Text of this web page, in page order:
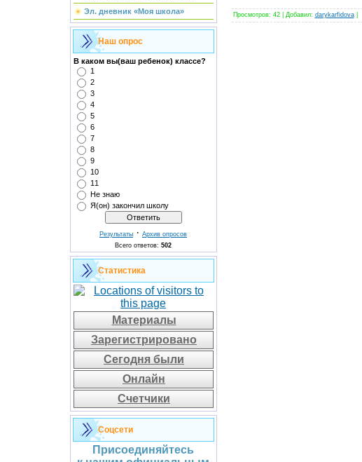
Эл. дневник «Моя школа»
Наш опрос
В каком вы(ваш ребенок) классе?
1
2
3
4
5
6
7
8
9
10
11
Не знаю
Я(он) закончил школу
Результаты · Архив опросов
Всего ответов: 502
Статистика
Материалы
Зарегистрировано
Сегодня были
Онлайн
Счетчики
Соцсети
Присоединяйтесь
Просмотров: 42| Добавил: darykarfidova|